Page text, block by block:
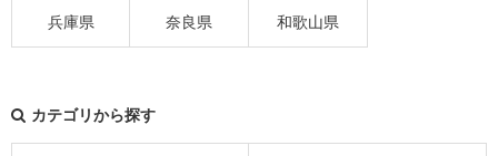
兵庫県 奈良県 和歌山県
カテゴリから探す